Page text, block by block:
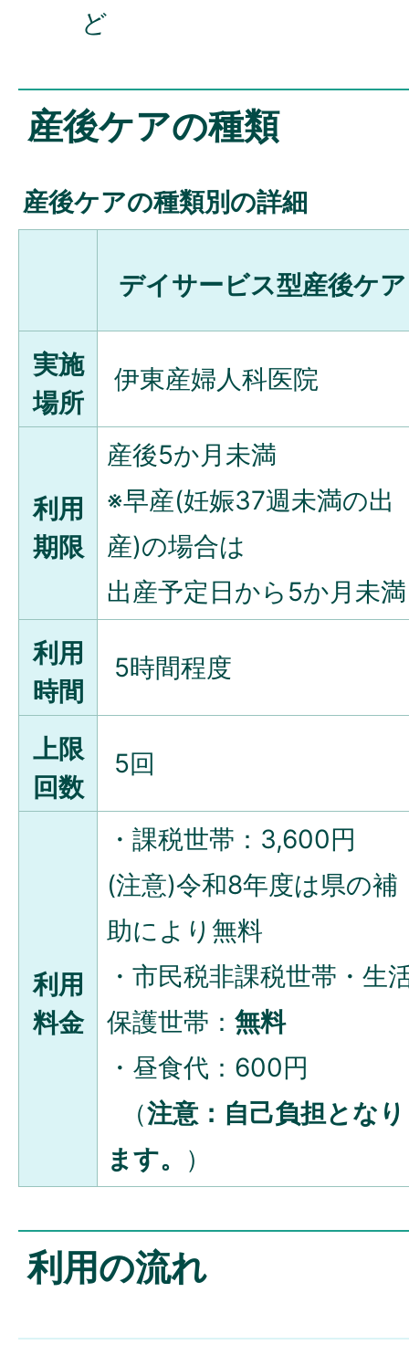
ど
産後ケアの種類
産後ケアの種類別の詳細
デイサービス型産後ケア
実施
場所
伊東産婦人科医院
利用
期限
産後5か月未満
※早産(妊娠37週未満の出
産)の場合は
出産予定日から5か月未満
利用
時間
5時間程度
上限
回数
5回
利用
料金
・課税世帯：3,600円
(注意)令和8年度は県の補
助により無料
・市民税非課税世帯・生
保護世帯： 無料
・昼食代：600円
（注意：自己負担となり
ます。
）
利用の流れ